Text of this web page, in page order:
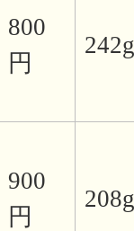
800
円
242g
900
円
208g